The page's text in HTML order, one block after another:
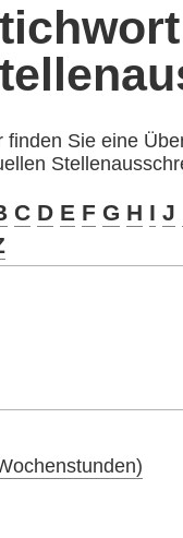
finden Sie eine
C D E F G H I J